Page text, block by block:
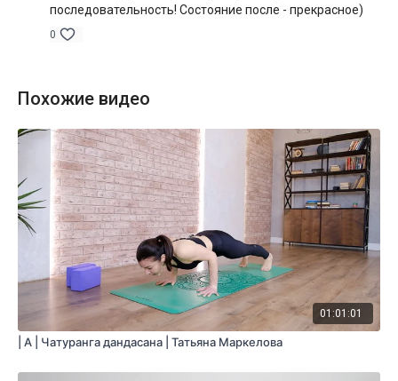
последовательность! Состояние после - прекрасное)
0
Похожие видео
01:01:01
| A | Чатуранга дандасана | Татьяна Маркелова